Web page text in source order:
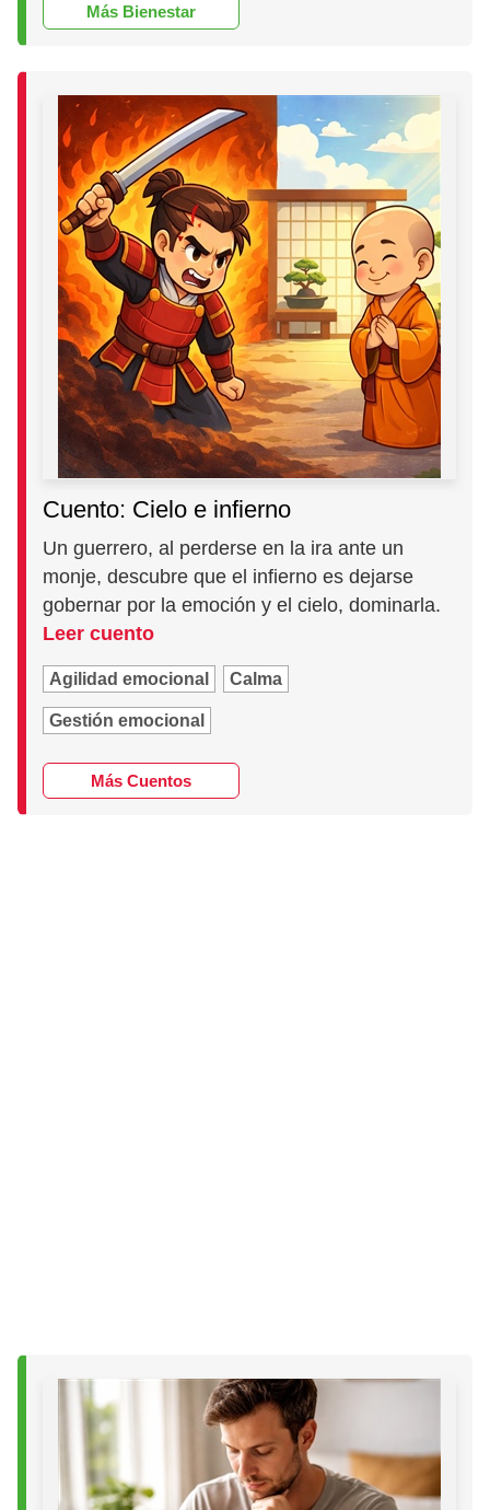
Más Bienestar
Cuento: Cielo e infierno
Un guerrero, al perderse en la ira ante un
monje, descubre que el infierno es dejarse
gobernar por la emoción y el cielo, dominarla.
Leer cuento
Agilidad emocional Calma
Gestión emocional
Más Cuentos